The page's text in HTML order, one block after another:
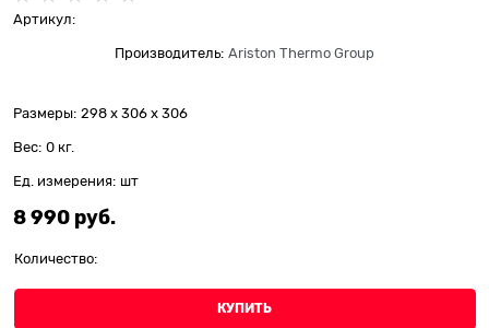
Артикул:
Производитель: Ariston Thermo Group
Размеры: 298 x 306 x 306
Вес: 0 кг.
Ед. измерения: шт
8 990 руб.
Количество:
КУПИТЬ